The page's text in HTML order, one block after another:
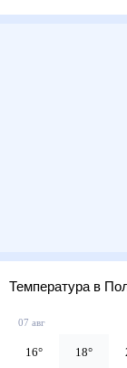
Температура в
07 авг
16° 18°